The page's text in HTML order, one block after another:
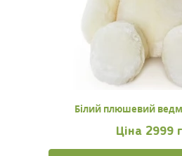
Білий плюшевий
Ціна 2999